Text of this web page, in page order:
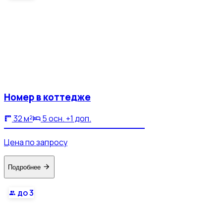
Номер в коттедже
32 м² 5 осн. +1 доп.
Цена по запросу
Подробнее
до 3